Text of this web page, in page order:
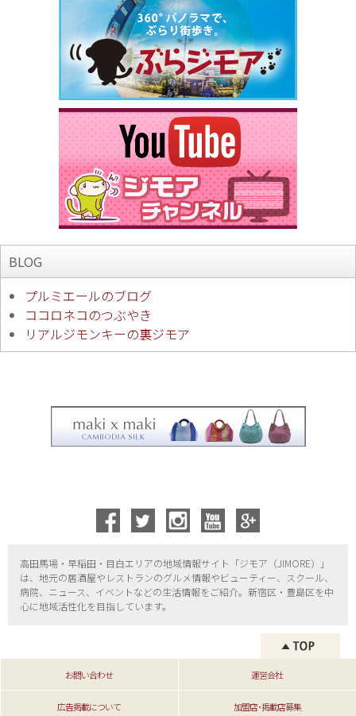
BLOG
プルミエールのブログ
ココロネコのつぶやき
リアルジモンキーの裏ジモア
高田馬場・早稲田・目白エリアの地域情報サイト「ジモア（JIMORE）」
は、地元の居酒屋やレストランのグルメ情報やビューティー、
スクール、
病院、ニュース、イベントなどの生活情報をご紹介。新宿区・ 豊島区を中
心に地域活性化を目指しています。
お問い合わせ 運営会社
広告掲載について 加盟店･掲載店募集